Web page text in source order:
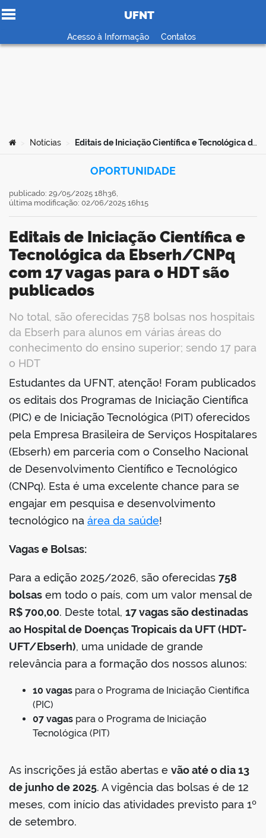
Ir para o conteúdo
UFNT
Acesso à Informação Contatos
Você está aqui:
Notícias Editais de Iniciação Científica e Tecnológica da Ebserh/CNPq com 17 vagas para o HDT são publicados
OPORTUNIDADE
Editais de Iniciação Científica e
Tecnológica da Ebserh/CNPq
com 17 vagas para o HDT são
publicados
No total, são oferecidas 758 bolsas nos hospitais
da Ebserh para alunos em várias áreas do
conhecimento do ensino superior; sendo 17 para
o HDT
publicado: 29/05/2025 18h36,
última modificação: 02/06/2025 16h15
Estudantes da UFNT, atenção! Foram publicados
os editais dos Programas de Iniciação Científica
(PIC) e de Iniciação Tecnológica (PIT) oferecidos
pela Empresa Brasileira de Serviços Hospitalares
(Ebserh) em parceria com o Conselho Nacional
de Desenvolvimento Científico e Tecnológico
(CNPq). Esta é uma excelente chance para se
engajar em pesquisa e desenvolvimento
tecnológico na área da saúde!
Vagas e Bolsas:
Para a edição 2025/2026, são oferecidas 758
bolsas em todo o país, com um valor mensal de
R$ 700,00. Deste total, 17 vagas são destinadas
ao Hospital de Doenças Tropicais da UFT (HDT-
UFT/Ebserh), uma unidade de grande
relevância para a formação dos nossos alunos:
10 vagas para o Programa de Iniciação Científica
(PIC)
07 vagas para o Programa de Iniciação
Tecnológica (PIT)
As inscrições já estão abertas e vão até o dia 13
de junho de 2025. A vigência das bolsas é de 12
meses, com início das atividades previsto para 1º
de setembro.